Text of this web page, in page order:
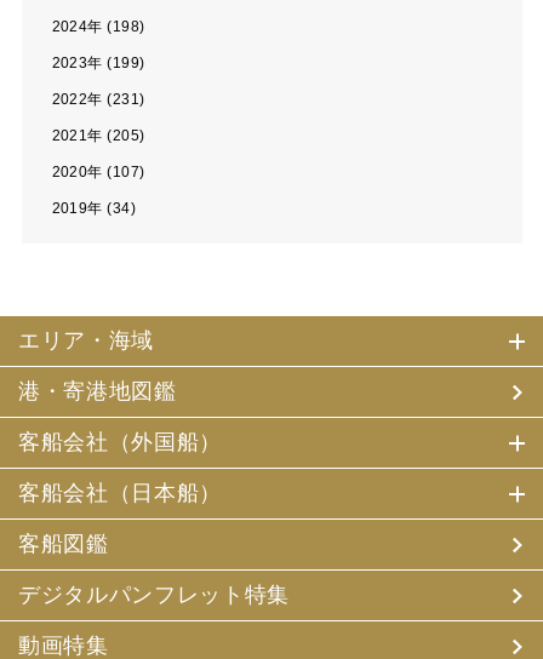
2024年 (198)
2023年 (199)
2022年 (231)
2021年 (205)
2020年 (107)
2019年 (34)
エリア・海域
港・寄港地図鑑
客船会社（外国船）
客船会社（日本船）
客船図鑑
デジタルパンフレット特集
動画特集